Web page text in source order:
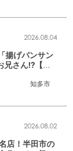
知多市
2026.08.04
揚げパンサン
兄さん!?【ち
2026.08.02
店！半田市の